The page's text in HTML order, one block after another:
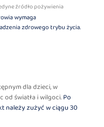
źródło pożywienia
wymaga
zdrowego trybu życia.
dla dzieci, w
od światła i wilgoci.Po
należy zużyć w ciągu 30